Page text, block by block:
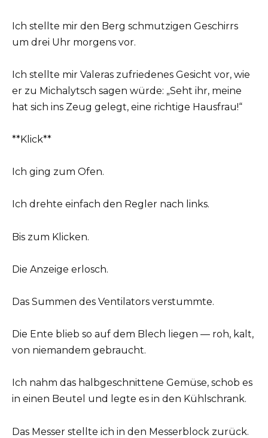
Ich stellte mir den Berg schmutzigen Geschirrs
um drei Uhr morgens vor.
Ich stellte mir Valeras zufriedenes Gesicht vor, wie
er zu Michalytsch sagen würde: „Seht ihr, meine
hat sich ins Zeug gelegt, eine richtige Hausfrau!“
**Klick**
Ich ging zum Ofen.
Ich drehte einfach den Regler nach links.
Bis zum Klicken.
Die Anzeige erlosch.
Das Summen des Ventilators verstummte.
Die Ente blieb so auf dem Blech liegen — roh, kalt,
von niemandem gebraucht.
Ich nahm das halbgeschnittene Gemüse, schob es
in einen Beutel und legte es in den Kühlschrank.
Das Messer stellte ich in den Messerblock zurück.